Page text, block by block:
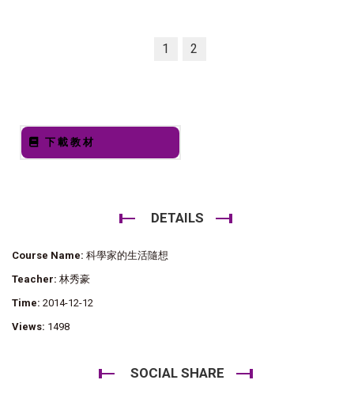
1 2
下載教材
DETAILS
Course Name: 科學家的生活隨想
Teacher: 林秀豪
Time: 2014-12-12
Views: 1498
SOCIAL SHARE